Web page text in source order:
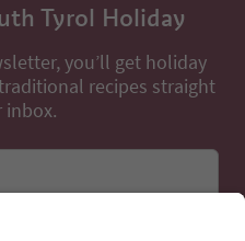
Tyrol Holiday
you’ll get holiday
recipes straight
inbox.